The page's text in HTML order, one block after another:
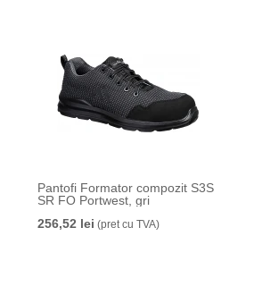
Pantofi Formator compozit S3S
SR FO Portwest, gri
256,52 lei (pret cu TVA)